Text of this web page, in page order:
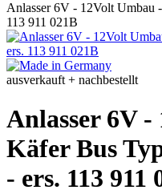
Anlasser 6V - 12Volt Umbau
113 911 021B
ausverkauft + nachbestellt
Anlasser 6V
Käfer Bus
- ers. 113 911